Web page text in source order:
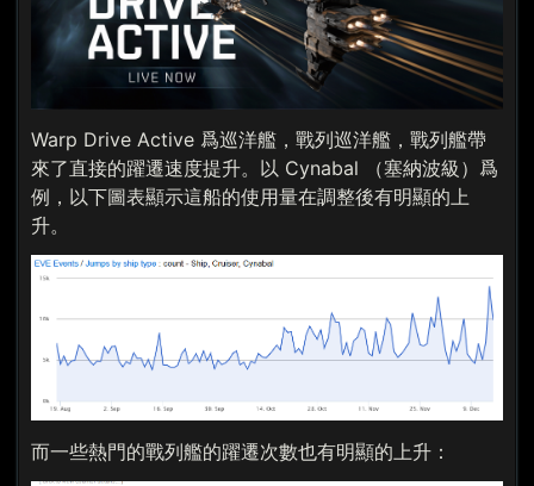
Warp Drive Active 爲巡洋艦，戰列巡洋艦，戰列艦帶
來了直接的躍遷速度提升。以 Cynabal （塞納波級）爲
例，以下圖表顯示這船的使用量在調整後有明顯的上
升。
而一些熱門的戰列艦的躍遷次數也有明顯的上升：